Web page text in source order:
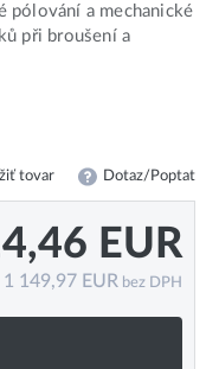
pólování a mechanické
při broušení a
tovar Dotaz/Poptat
EUR
1 149,97 EUR bez DPH